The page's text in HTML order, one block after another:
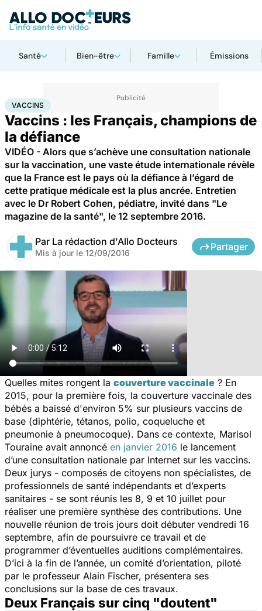
Santé Bien-être Famille Émissions
AccueilSanté Vaccins
VACCINS
Vaccins : les Français, champions de
la défiance
VIDÉO - Alors que s’achève une consultation nationale
sur la vaccination, une vaste étude internationale révèle
que la France est le pays où la défiance à l’égard de
cette pratique médicale est la plus ancrée. Entretien
avec le Dr Robert Cohen, pédiatre, invité dans "Le
magazine de la santé", le 12 septembre 2016.
Par La rédaction d'Allo Docteurs
Mis à jour le 12/09/2016
Partager
Quelles mites rongent la couverture vaccinale ? En
2015, pour la première fois, la couverture vaccinale des
bébés a baissé d'environ 5% sur plusieurs vaccins de
base (diphtérie, tétanos, polio, coqueluche et
pneumonie à pneumocoque). Dans ce contexte, Marisol
Touraine avait annoncé en janvier 2016 le lancement
d’une consultation nationale par Internet sur les vaccins.
Deux jurys - composés de citoyens non spécialistes, de
professionnels de santé indépendants et d’experts
sanitaires - se sont réunis les 8, 9 et 10 juillet pour
réaliser une première synthèse des contributions. Une
nouvelle réunion de trois jours doit débuter vendredi 16
septembre, afin de poursuivre ce travail et de
programmer d’éventuelles auditions complémentaires.
D’ici à la fin de l’année, un comité d’orientation, piloté
par le professeur Alain Fischer, présentera ses
conclusions sur la base de ces travaux.
Deux Français sur cinq "doutent"